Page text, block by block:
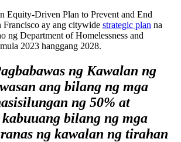
Equity-Driven Plan to Prevent and End
Francisco ay ang citywide strategic plan na
ng Department of Homelessness and
2023 hanggang 2028.
ng Kawalan ng
ang bilang ng mga
ng 50% at
kabuuang bilang ng mga
ng kawalan ng tirahan